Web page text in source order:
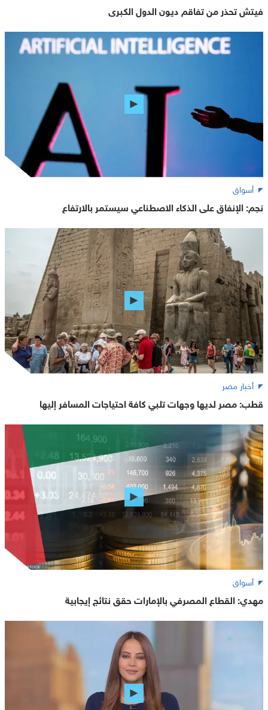
فيتش تحذر من تفاقم ديون الدول الكبرى
أسواق
نجم: الإنفاق على الذكاء الاصطناعي سيستمر بالارتفاع
أخبار مصر
قطب: مصر لديها وجهات تلبي كافة احتياجات المسافر إليها
أسواق
مهدي: القطاع المصرفي بالإمارات حقق نتائج إيجابية